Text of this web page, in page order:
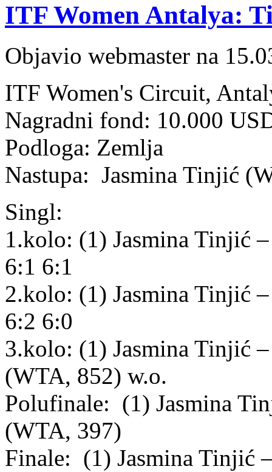
ITF Women Antalya:
Objavio webmaster na
ITF Women's Circuit,
Nagradni fond: 10.000
Podloga: Zemlja
Nastupa: Jasmina Tinjić
Singl:
1.kolo: (1) Jasmina Tinjić
6:1 6:1
2.kolo: (1) Jasmina Tinjić
6:2 6:0
3.kolo: (1) Jasmina Tinjić
(WTA, 852) w.o.
Polufinale: (1) Jasmina
(WTA, 397)
Finale: (1) Jasmina Tinjić